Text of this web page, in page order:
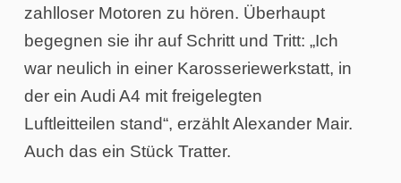
zahlloser Motoren zu hören. Überhaupt
begegnen sie ihr auf Schritt und Tritt: „Ich
war neulich in einer Karosseriewerkstatt, in
der ein Audi A4 mit freigelegten
Luftleitteilen stand“, erzählt Alexander Mair.
Auch das ein Stück Tratter.